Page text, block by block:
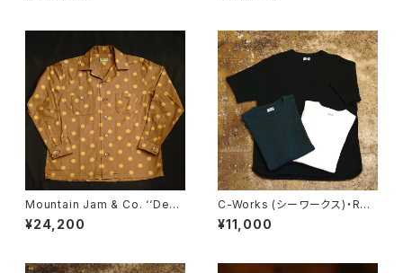
Mountain Jam & Co. ‘‘Dea
l’’
¥24,200
C-Works (シーワークス)・Res
ort Thermal【CWSW003】
¥11,000